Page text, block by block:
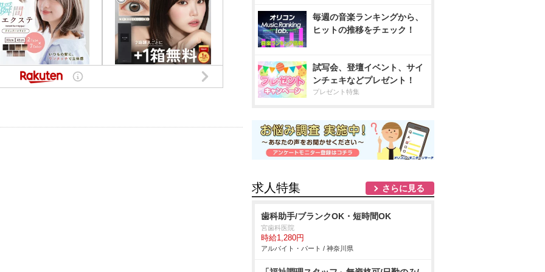
毎週の音楽ランキングから、
ヒットの推移をチェック！
試写会、登壇イベント、サイ
ンチェキなどプレゼント！
プレゼント特集
求人特集 さらに見る
歯科助手/ブランクOK・短時間OK
宮歯科医院
時給1,280円
アルバイト・パート / 神奈川県